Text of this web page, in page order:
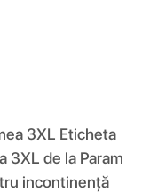
3XL Eticheta
3XL de la Param
incontinență